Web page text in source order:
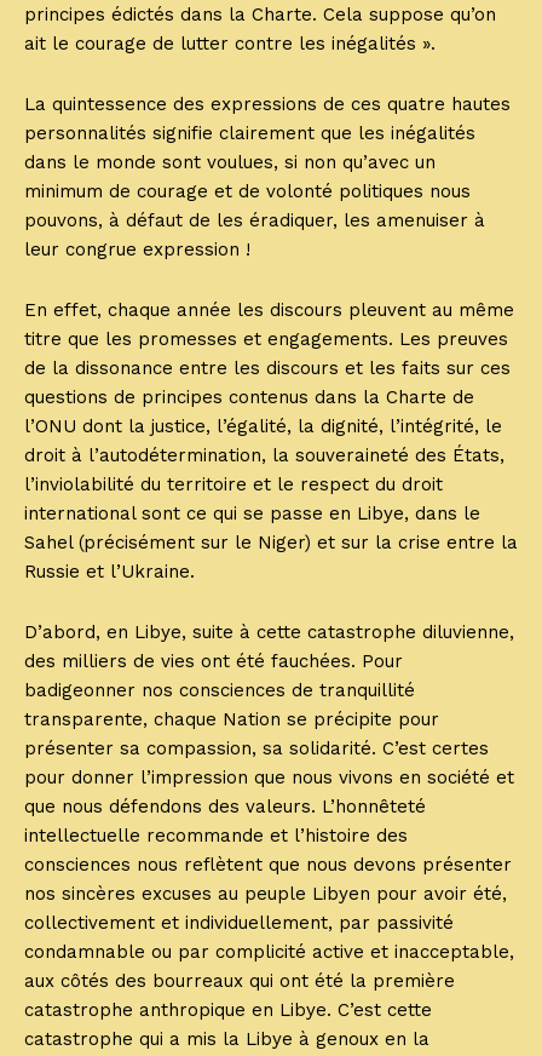
principes édictés dans la Charte. Cela suppose qu’on
ait le courage de lutter contre les inégalités ».
La quintessence des expressions de ces quatre hautes
personnalités signifie clairement que les inégalités
dans le monde sont voulues, si non qu’avec un
minimum de courage et de volonté politiques nous
pouvons, à défaut de les éradiquer, les amenuiser à
leur congrue expression !
En effet, chaque année les discours pleuvent au même
titre que les promesses et engagements. Les preuves
de la dissonance entre les discours et les faits sur ces
questions de principes contenus dans la Charte de
l’ONU dont la justice, l’égalité, la dignité, l’intégrité, le
droit à l’autodétermination, la souveraineté des États,
l’inviolabilité du territoire et le respect du droit
international sont ce qui se passe en Libye, dans le
Sahel (précisément sur le Niger) et sur la crise entre la
Russie et l’Ukraine.
D’abord, en Libye, suite à cette catastrophe diluvienne,
des milliers de vies ont été fauchées. Pour
badigeonner nos consciences de tranquillité
transparente, chaque Nation se précipite pour
présenter sa compassion, sa solidarité. C’est certes
pour donner l’impression que nous vivons en société et
que nous défendons des valeurs. L’honnêteté
intellectuelle recommande et l’histoire des
consciences nous reflètent que nous devons présenter
nos sincères excuses au peuple Libyen pour avoir été,
collectivement et individuellement, par passivité
condamnable ou par complicité active et inacceptable,
aux côtés des bourreaux qui ont été la première
catastrophe anthropique en Libye. C’est cette
catastrophe qui a mis la Libye à genoux en la